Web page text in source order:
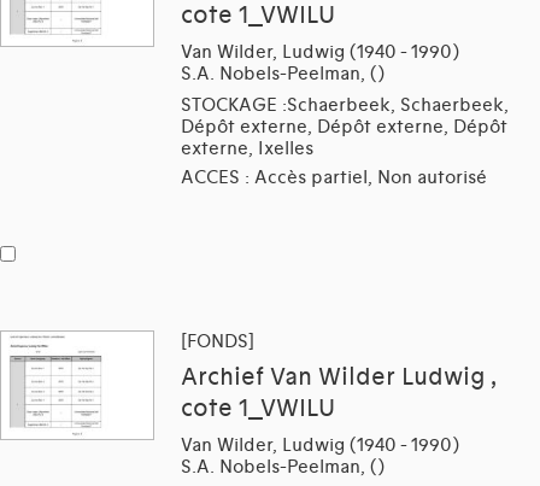
cote 1_VWILU
Van Wilder, Ludwig (1940 - 1990)
S.A. Nobels-Peelman, ()
STOCKAGE :Schaerbeek, Schaerbeek,
Dépôt externe, Dépôt externe, Dépôt
externe, Ixelles
ACCES : Accès partiel, Non autorisé
[FONDS]
Archief Van Wilder Ludwig ,
cote 1_VWILU
Van Wilder, Ludwig (1940 - 1990)
S.A. Nobels-Peelman, ()